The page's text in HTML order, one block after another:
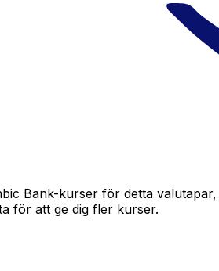
Bank-kurser för detta
för att ge dig fler kurser.